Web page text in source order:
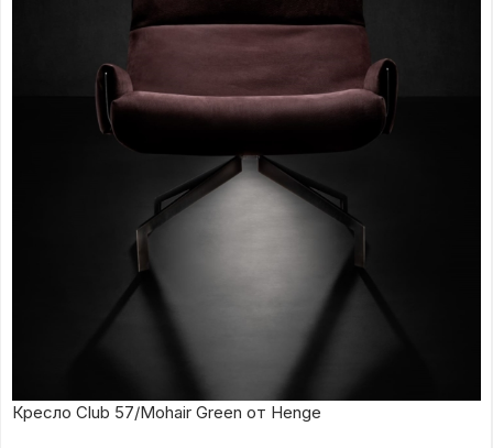
Кресло Club 57/Mohair Green от Henge